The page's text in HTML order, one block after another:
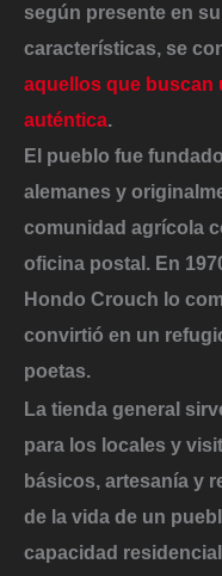
según presente en
características, se
aquellos que buscan
auténtica.
El pueblo fue
alemanes y
comunidad agrícola
oficina postal. En
Hondo Crouch lo
convirtió en un
poetas.
La tienda general
para los locales y
básicos, artesanía y
de la vida de un
capacidad